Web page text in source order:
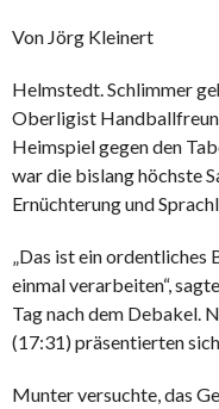
Von Jörg Kleinert
Helmstedt. Schlimmer
Oberligist
Heimspiel gegen den
war die bislang höchste
Ernüchterung und
„Das ist ein
einmal verarbeiten“,
Tag nach dem Debakel.
(17:31) präsentierten
Munter versuchte, das